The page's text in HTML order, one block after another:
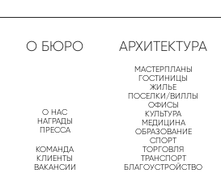
О БЮРО
О НАС
НАГРАДЫ
ПРЕССА
КОМАНДА
КЛИЕНТЫ
ВАКАНСИИ
АРХИТЕКТУРА
МАСТЕРПЛАНЫ
ГОСТИНИЦЫ
ЖИЛЬЕ
ПОСЕЛКИ/ВИЛЛЫ
ОФИСЫ
КУЛЬТУРА
МЕДИЦИНА
ОБРАЗОВАНИЕ
СПОРТ
ТОРГОВЛЯ
ТРАНСПОРТ
БЛАГОУСТРОЙСТВО